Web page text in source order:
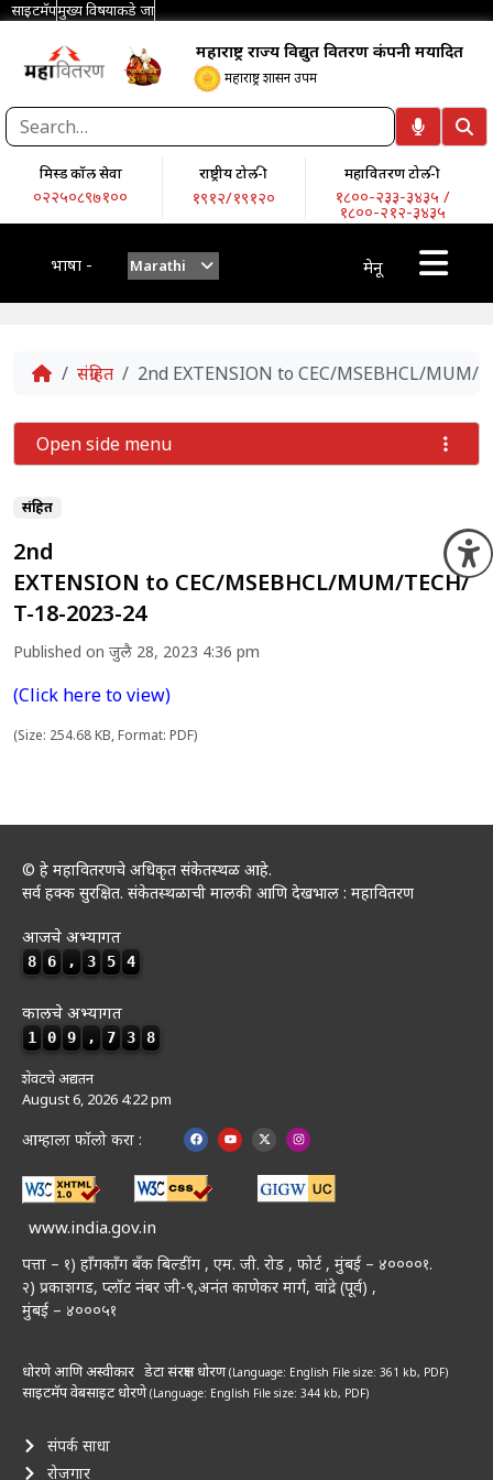
साइटमॅपमुख्य विषयाकडे जा
महाराष्ट्र राज्य विद्युत वितरण कंपनी मर्यादित
महाराष्ट्र शासन उपक्रम
मिस्ड कॉल सेवा
०२२५०८९७१००
राष्ट्रीय टोल-फ्री
१९१२/१९१२०
महावितरण टोल-फ्री
१८००-२३३-३४३५ /
१८००-२१२-३४३५
भाषा - Marathi मेनू
Home
संग्रहित 2nd EXTENSION to CEC/MSEBHCL/MUM/
संग्रहित
2nd
EXTENSION to CEC/MSEBHCL/MUM/TECH/
T-18-2023-24
Published on जुलै 28, 2023 4:36 pm
(Click here to view)
(Size: 254.68 KB, Format: PDF)
Open side menu
© हे महावितरणचे अधिकृत संकेतस्थळ आहे.
सर्व हक्क सुरक्षित. संकेतस्थळाची मालकी आणि देखभाल : महावितरण
आजचे अभ्यागत
8 6 , 3 5 4
कालचे अभ्यागत
1 0 9 , 7 3 8
शेवटचे अद्यतन
August 6, 2026 4:22 pm
आम्हाला फॉलो करा :
www.india.gov.in
पत्ता – १) हॉंगकॉंग बँक बिल्डींग , एम. जी. रोड , फोर्ट , मुंबई – ४००००१.
२) प्रकाशगड, प्लॉट नंबर जी-९,अनंत काणेकर मार्ग, वांद्रे (पूर्व) ,
मुंबई – ४०००५१
धोरणे आणि अस्वीकार डेटा संरक्षण धोरण(Language: English File size: 361 kb, PDF)
साइटमॅपवेबसाइट धोरणे(Language: English File size: 344 kb, PDF)
संपर्क साधा
रोजगार